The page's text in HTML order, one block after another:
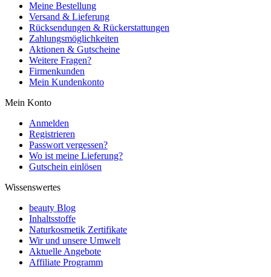
Meine Bestellung
Versand & Lieferung
Rücksendungen & Rückerstattungen
Zahlungsmöglichkeiten
Aktionen & Gutscheine
Weitere Fragen?
Firmenkunden
Mein Kundenkonto
Mein Konto
Anmelden
Registrieren
Passwort vergessen?
Wo ist meine Lieferung?
Gutschein einlösen
Wissenswertes
beauty Blog
Inhaltsstoffe
Naturkosmetik Zertifikate
Wir und unsere Umwelt
Aktuelle Angebote
Affiliate Programm